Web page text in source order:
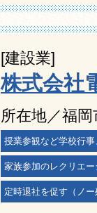
[建設業]
株式会社
所在地／福
授業参観など学校行
家族参加のレクリエ
定時退社を促す（ノ